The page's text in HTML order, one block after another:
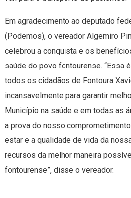
Em agradecimento ao deputado
(Podemos), o vereador Algemiro
celebrou a conquista e os
saúde do povo fontourense. “Essa
todos os cidadãos de Fontoura
incansavelmente para garantir
Município na saúde e em todas as
a prova do nosso
estar e a qualidade de vida da
recursos da melhor maneira
fontourense”, disse o vereador.